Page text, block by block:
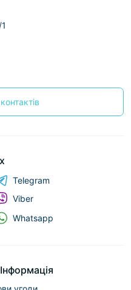
Інформація
Telegram
Viber
Whatsapp